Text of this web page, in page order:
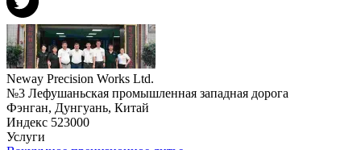
Neway Precision Works Ltd.
№3 Лефушаньская промышленная западная дорога
Фэнган, Дунгуань, Китай
Индекс 523000
Услуги